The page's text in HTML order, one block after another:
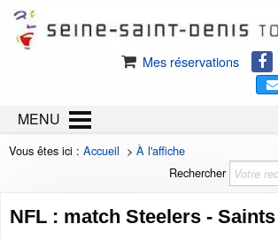
Mes réservations
MENU
Vous êtes ici : Accueil > À l'affiche
Rechercher
NFL : match Steelers - Saints